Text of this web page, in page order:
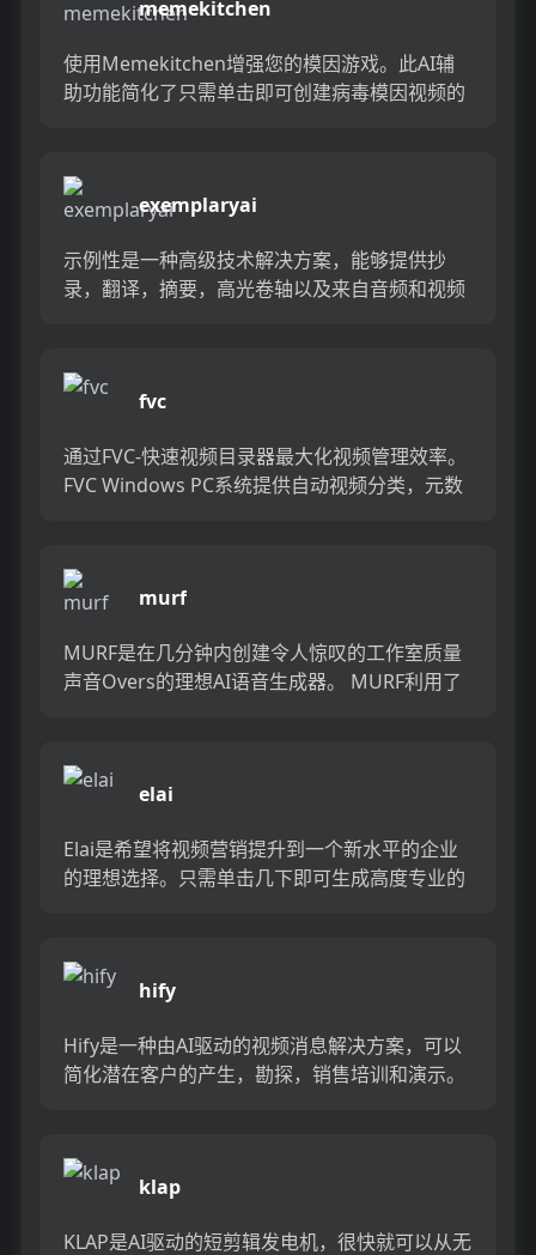
memekitchen
使用Memekitchen增强您的模因游戏。此AI辅
助功能简化了只需单击即可创建病毒模因视频的
exemplaryai
示例性是一种高级技术解决方案，能够提供抄
录，翻译，摘要，高光卷轴以及来自音频和视频
fvc
通过FVC-快速视频目录器最大化视频管理效率。
FVC Windows PC系统提供自动视频分类，元数
murf
MURF是在几分钟内创建令人惊叹的工作室质量
声音Overs的理想AI语音生成器。 MURF利用了
elai
Elai是希望将视频营销提升到一个新水平的企业
的理想选择。只需单击几下即可生成高度专业的
hify
Hify是一种由AI驱动的视频消息解决方案，可以
简化潜在客户的产生，勘探，销售培训和演示。
klap
KLAP是AI驱动的短剪辑发电机，很快就可以从无